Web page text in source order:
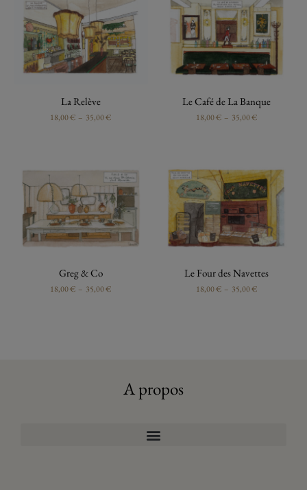
La Relève
18,00€ – 35,00€
Le Café de La Banque
18,00€ – 35,00€
Greg & Co
18,00€ – 35,00€
Le Four des Navettes
18,00€ – 35,00€
A propos